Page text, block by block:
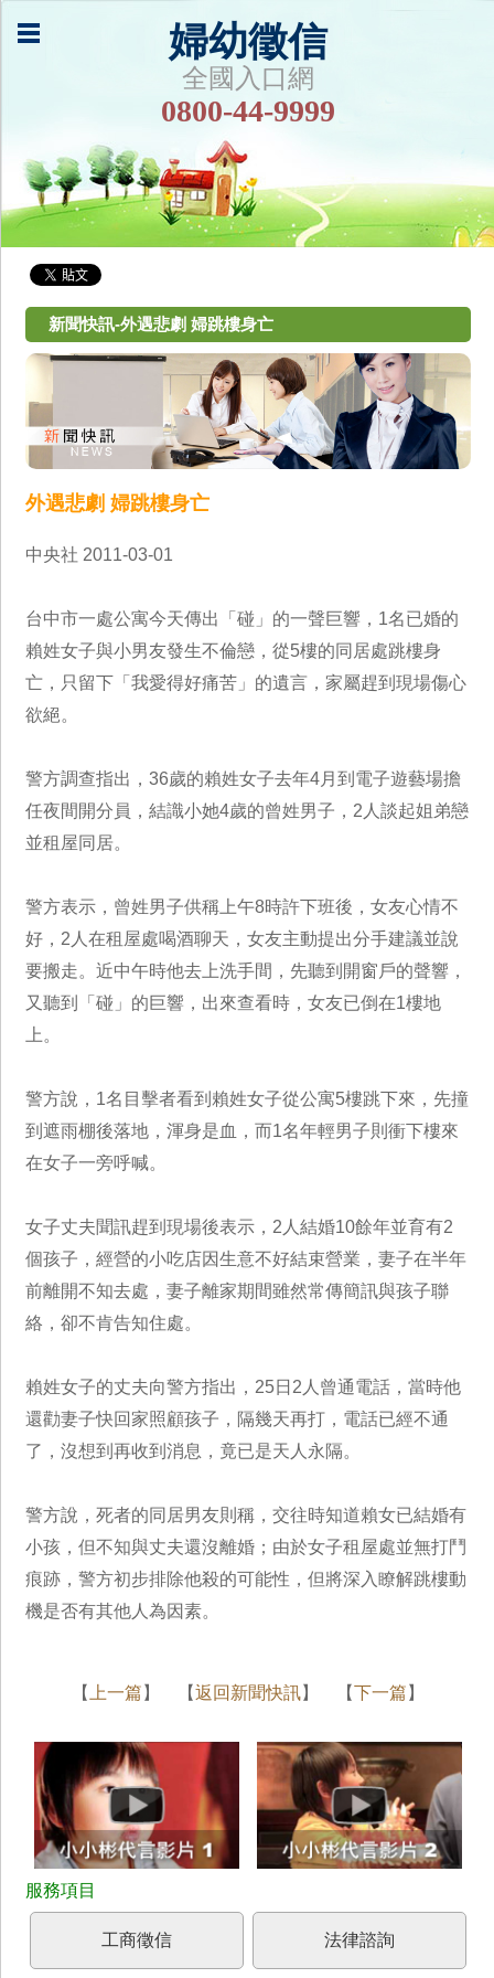
婦幼徵信
全國入口網
0800-44-9999
新聞快訊-外遇悲劇 婦跳樓身亡
外遇悲劇 婦跳樓身亡
中央社 2011-03-01
台中市一處公寓今天傳出「碰」的一聲巨響，1名已婚的
賴姓女子與小男友發生不倫戀，從5樓的同居處跳樓身
亡，只留下「我愛得好痛苦」的遺言，家屬趕到現場傷心
欲絕。
警方調查指出，36歲的賴姓女子去年4月到電子遊藝場擔
任夜間開分員，結識小她4歲的曾姓男子，2人談起姐弟戀
並租屋同居。
警方表示，曾姓男子供稱上午8時許下班後，女友心情不
好，2人在租屋處喝酒聊天，女友主動提出分手建議並說
要搬走。近中午時他去上洗手間，先聽到開窗戶的聲響，
又聽到「碰」的巨響，出來查看時，女友已倒在1樓地
上。
警方說，1名目擊者看到賴姓女子從公寓5樓跳下來，先撞
到遮雨棚後落地，渾身是血，而1名年輕男子則衝下樓來
在女子一旁呼喊。
女子丈夫聞訊趕到現場後表示，2人結婚10餘年並育有2
個孩子，經營的小吃店因生意不好結束營業，妻子在半年
前離開不知去處，妻子離家期間雖然常傳簡訊與孩子聯
絡，卻不肯告知住處。
賴姓女子的丈夫向警方指出，25日2人曾通電話，當時他
還勸妻子快回家照顧孩子，隔幾天再打，電話已經不通
了，沒想到再收到消息，竟已是天人永隔。
警方說，死者的同居男友則稱，交往時知道賴女已結婚有
小孩，但不知與丈夫還沒離婚；由於女子租屋處並無打鬥
痕跡，警方初步排除他殺的可能性，但將深入瞭解跳樓動
機是否有其他人為因素。
【 上一篇 】 【返回新聞快訊】 【下一篇 】
工商徵信 法律諮詢